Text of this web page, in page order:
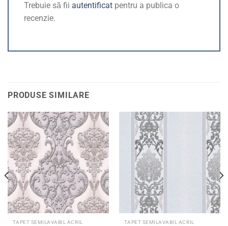
Trebuie să fii autentificat pentru a publica o
recenzie.
PRODUSE SIMILARE
TAPET SEMILAVABIL ACRIL TAPET SEMILAVABIL ACRIL